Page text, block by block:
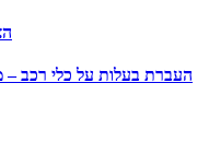
העברת בעלות על כלי רכב